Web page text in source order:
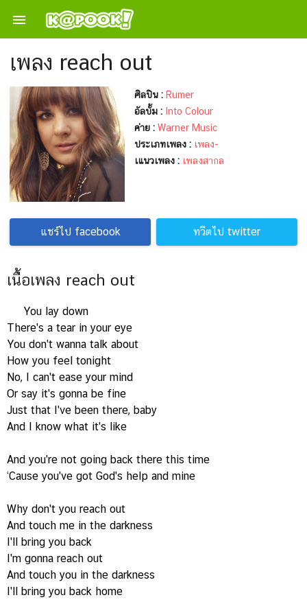

เพลง reach out
ศิลปิน : Rumer
อัลบั้ม : Into Colour
ค่าย : Warner Music
ประเภทเพลง : เพลง-
เแนวเพลง : เพลงสากล
แชร์ไป facebook ทวีตไป twitter
เนื้อเพลง reach out
You lay down
There's a tear in your eye
You don't wanna talk about
How you feel tonight
No, I can't ease your mind
Or say it's gonna be fine
Just that I've been there, baby
And I know what it's like
And you're not going back there this time
‘Cause you've got God's help and mine
Why don't you reach out
And touch me in the darkness
I'll bring you back
I'm gonna reach out
And touch you in the darkness
I'll bring you back home